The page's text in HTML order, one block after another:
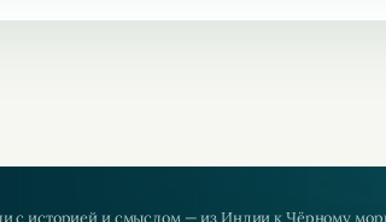
с историей и смыслом — из Индии к Чёрному